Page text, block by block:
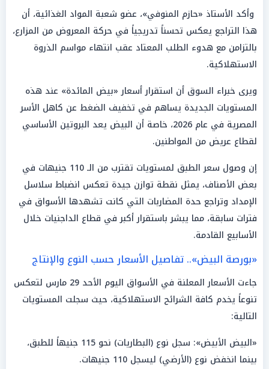
وأكد الأستاذ «حازم المنوفي»، عضو شعبة المواد الغذائية، أن
هذا التراجع يعكس تحسناً تدريجياً في حركة المعروض من المزارع،
بالتزامن مع هدوء الطلب المعتاد عقب انتهاء مواسم الذروة
الاستهلاكية.
ويرى خبراء السوق أن استقرار أسعار «بيض المائدة» عند هذه
المستويات الجديدة يساهم في تخفيف الضغط عن كاهل الأسر
المصرية في عام 2026، خاصة أن البيض يعد البروتين الأساسي
لقطاع عريض من المواطنين.
إن وصول سعر الطبق لمستويات تقترب من الـ 110 جنيهات في
بعض الأصناف، يمثل نقطة توازن جيدة تعكس انضباط سلاسل
الإمداد وتراجع حدة المضاربات التي كانت تشهدها الأسواق في
فترات سابقة، مما يبشر باستقرار أكبر في قطاع الداجنيات خلال
الأسابيع القادمة.
«بورصة البيض».. تفاصيل الأسعار حسب النوع والإنتاج
جاءت الأسعار المعلنة في الأسواق اليوم الأحد 29 مارس لتعكس
تنوعاً يخدم كافة الشرائح الاستهلاكية، حيث سجلت المستويات
التالية:
«البيض الأبيض»: سجل نوع (البطاريات) نحو 115 جنيهاً للطبق،
بينما انخفض نوع (الأرضي) ليسجل 110 جنيهات.